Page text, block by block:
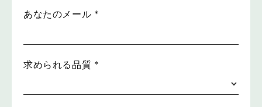
あなたのメール *
求められる品質 *